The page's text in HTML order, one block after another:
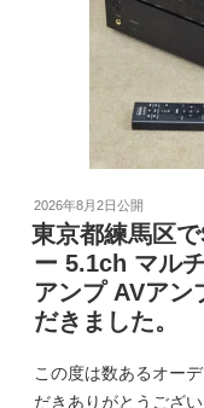
2026年8月2日公開
東京都練馬区
ー 5.1ch マル
アンプ AVアン
だきました。
この度は数あるオー
だきありがとうござ